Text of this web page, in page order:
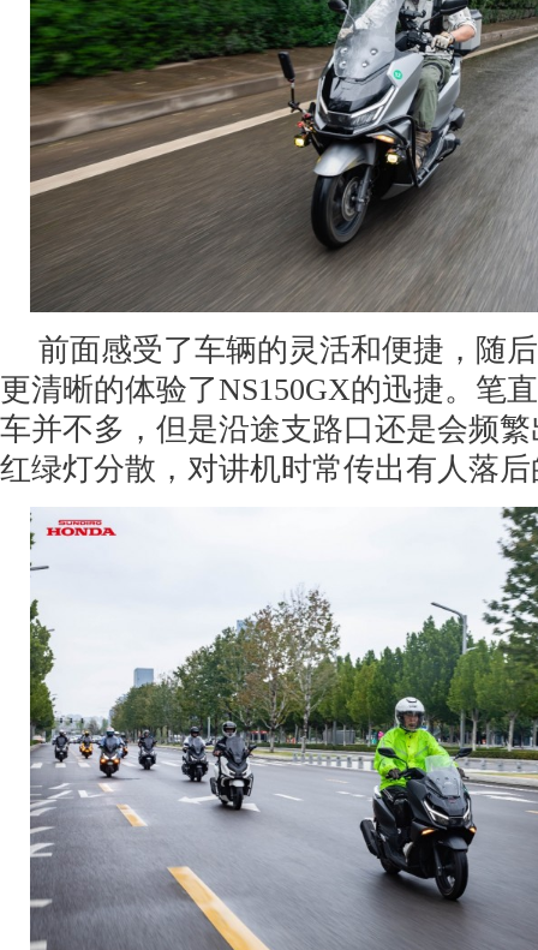
前面感受了车辆的灵活和便捷，随
更清晰的体验了NS150GX的迅捷。笔
车并不多，但是沿途支路口还是会频
红绿灯分散，对讲机时常传出有人落